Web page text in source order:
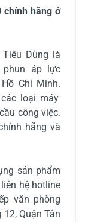
chính hãng ở
Dùng là
phun áp lực
Chí Minh.
loại máy
công việc.
hãng và
sản phẩm
hệ hotline
văn phòng
Quận Tân